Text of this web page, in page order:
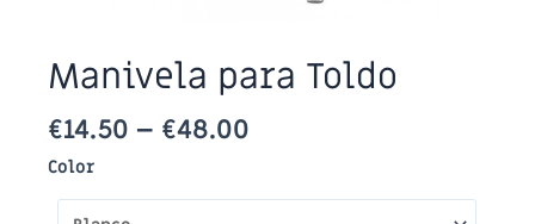
Manivela para Toldo
€14.50 – €48.00
Color